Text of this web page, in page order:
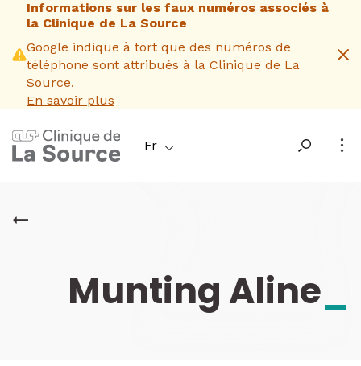
Aller
contenu
principal
Informations sur les faux numéros associés à
la Clinique de La Source
Google indique à tort que des numéros de
téléphone sont attribués à la Clinique de La
Source.
En savoir plus
Fr
Munting Aline